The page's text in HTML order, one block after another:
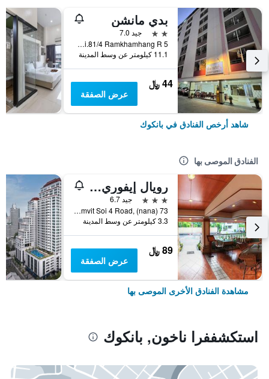
بدي مانشن
2 نجمتين
جيد 7.0
5 Soi.81/4 Ramkhamhang R., بانكوك, تايلاند
11.1 كيلومتر عن وسط المدينة
44 ﷼
عرض الصفقة
شاهد أرخص الفنادق في بانكوك
الفنادق الموصى بها
رويال إيفوري سوكومفيت نانا
3 نجوم
جيد 6.7
73 Sukhumvit Soi 4 Road, (nana), بانكوك, تايلاند
3.3 كيلومتر عن وسط المدينة
89 ﷼
عرض الصفقة
مشاهدة الفنادق الأخرى الموصى بها
استكشففرا ناخون, بانكوك